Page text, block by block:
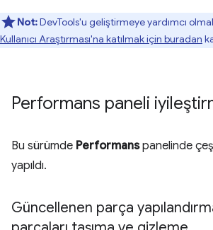
Not:DevTools'u geliştirmeye yardımcı
Kullanıcı Araştırması'na katılmak için buradan
Performans paneli
Bu sürümde Performanspanelinde
yapıldı.
Güncellenen parça